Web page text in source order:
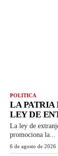
POLITICA
LA PATRIA
LEY DE
La ley de
promociona la...
6 de agosto de 2026